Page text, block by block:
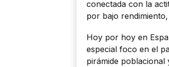
conectada con la
por bajo
Hoy por hoy en
especial foco en el
pirámide